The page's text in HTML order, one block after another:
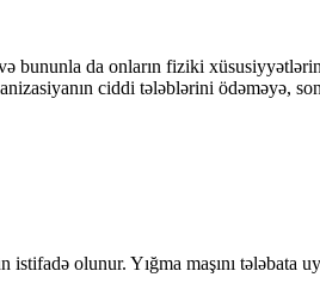
bununla da onların fiziki
ciddi tələblərini ödəməyə, son
olunur. Yığma maşını tələbata